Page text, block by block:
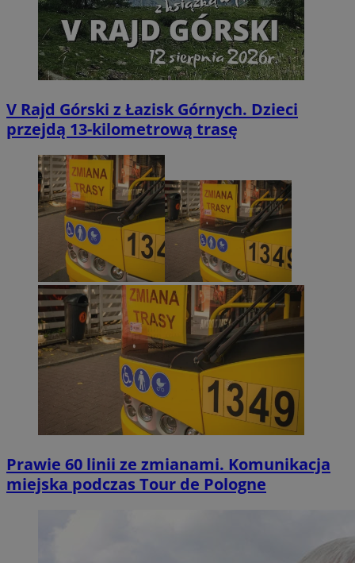
V Rajd Górski z Łazisk Górnych. Dzieci
przejdą 13-kilometrową trasę
Prawie 60 linii ze zmianami. Komunikacja
miejska podczas Tour de Pologne